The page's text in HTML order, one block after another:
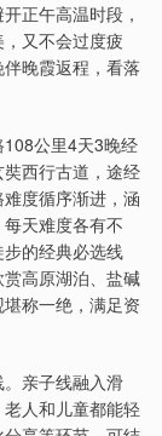
正午高温时段，
又不会过度疲
晚霞返程，看落
公里4天3晚经
西行古道，途经
度循序渐进，涵
天难度各有不
的经典必选线
高原湖泊、盐碱
称一绝，满足资
亲子线融入滑
人和儿童都能轻